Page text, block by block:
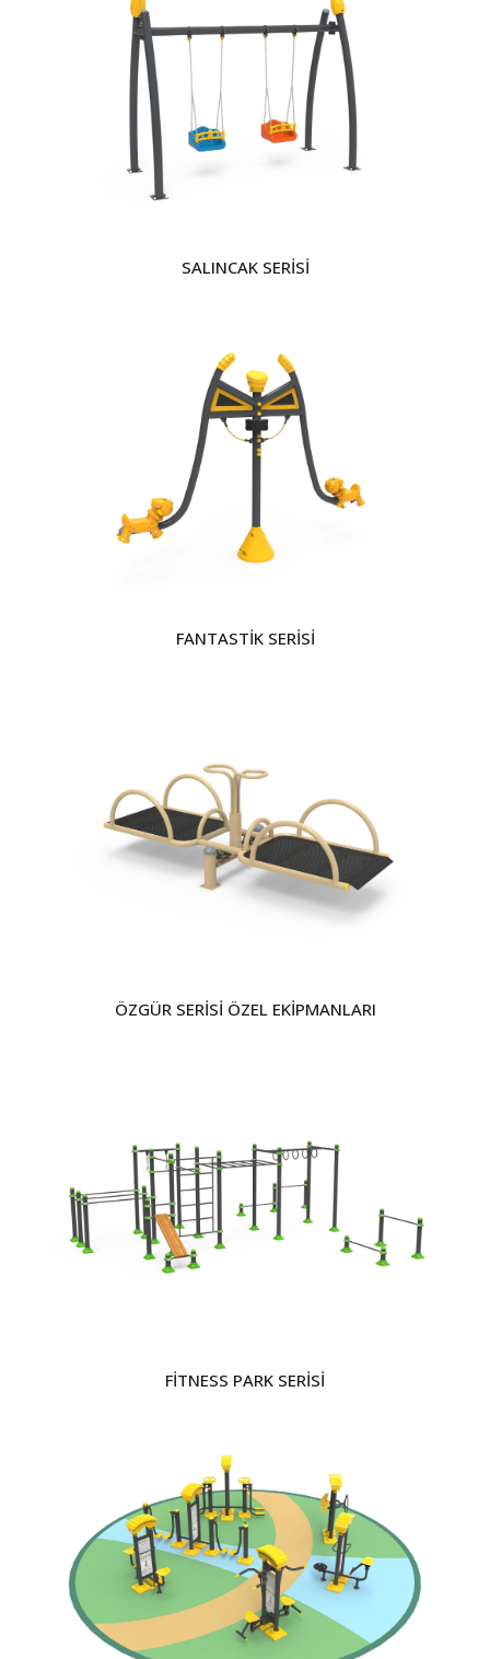
SALINCAK SERİSİ
FANTASTİK SERİSİ
ÖZGÜR SERİSİ ÖZEL EKİPMANLARI
FİTNESS PARK SERİSİ